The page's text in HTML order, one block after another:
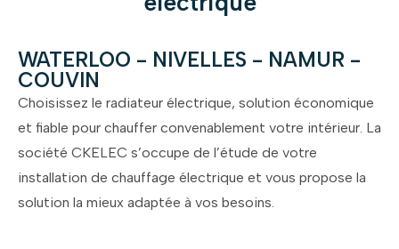
WATERLOO - NIVELLES - NAMUR -
COUVIN
Choisissez le radiateur électrique, solution économique
et fiable pour chauffer convenablement votre intérieur. La
société CKELEC s’occupe de l’étude de votre
installation de chauffage électrique et vous propose la
solution la mieux adaptée à vos besoins.